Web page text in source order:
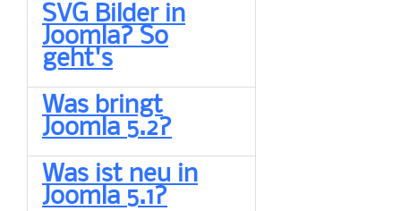
SVG Bilder in
Joomla? So
geht's
Was bringt
Joomla 5.2?
Was ist neu in
Joomla 5.1?